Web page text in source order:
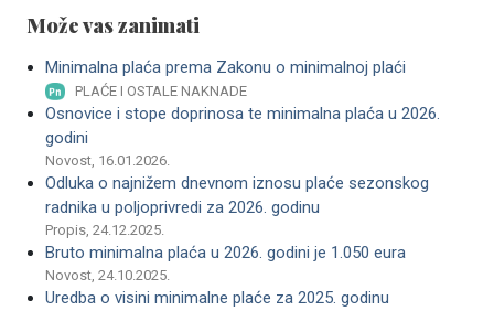
Može vas zanimati
Minimalna plaća prema Zakonu o minimalnoj plaći
PLAĆE I OSTALE NAKNADE
Osnovice i stope doprinosa te minimalna plaća u 2026.
godini
Novost, 16.01.2026.
Odluka o najnižem dnevnom iznosu plaće sezonskog
radnika u poljoprivredi za 2026. godinu
Propis, 24.12.2025.
Bruto minimalna plaća u 2026. godini je 1.050 eura
Novost, 24.10.2025.
Uredba o visini minimalne plaće za 2025. godinu